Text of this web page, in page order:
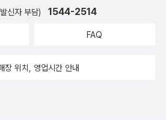
향하는 알뜰한 귀거래사를 보여주고,
보적 미감을 선보이는 패션 브랜드와
신자 부담) 1544-2514
FAQ
장 위치, 영업시간 안내